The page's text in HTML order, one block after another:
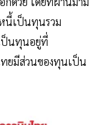
นี้เป็นทุนรวม
ป็นทุนอยู่ที่
ยมีส่วนของทุนเป็น